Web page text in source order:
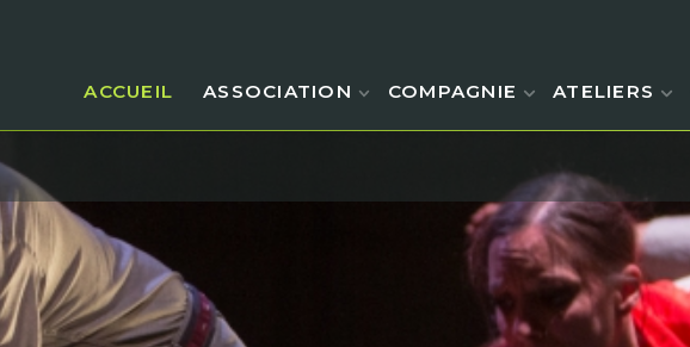
ACCUEIL ASSOCIATION COMPAGNIE ATELIERS